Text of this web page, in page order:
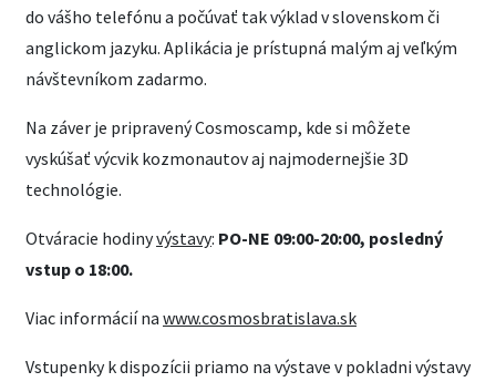
do vášho telefónu a počúvať tak výklad v slovenskom či
anglickom jazyku. Aplikácia je prístupná malým aj veľkým
návštevníkom zadarmo.
Na záver je pripravený Cosmoscamp, kde si môžete
vyskúšať výcvik kozmonautov aj najmodernejšie 3D
technológie.
Otváracie hodinyvýstavy: PO-NE 09:00-20:00, posledný
vstup o 18:00.
Viac informácií na www.cosmosbratislava.sk
Vstupenky k dispozícii priamo na výstave v pokladni výstavy